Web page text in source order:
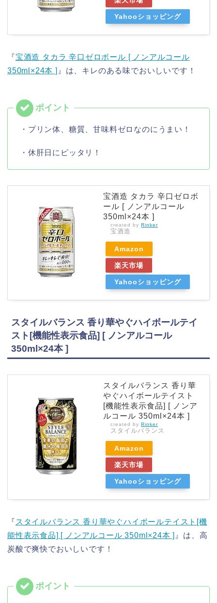
Yahooショッピング
『宝酒造 タカラ 辛口ゼロボール [ ノンアルコール
350ml×24本 ] 』は、キレのある味でおいしいです！
・プリン体、糖質、甘味料ゼロなのにうまい！
・休肝日にピッタリ！
宝酒造 タカラ 辛口ゼロボ
ール [ ノンアルコール
350ml×24本 ]
created by Rinker
宝酒造
Amazon
楽天市場
Yahooショッピング
スタイルバランス 香り華やぐハイボールテイ
スト[機能性表示食品] [ ノンアルコール
350ml×24本 ]
スタイルバランス 香り華
やぐハイボールテイスト
[機能性表示食品] [ ノンア
ルコール 350ml×24本 ]
created by Rinker
スタイルバランス
Amazon
楽天市場
Yahooショッピング
『 スタイルバランス 香り華やぐハイボールテイスト[機
能性表示食品] [ ノンアルコール 350ml×24本 ] 』は、高
炭酸で爽快でおいしいです！